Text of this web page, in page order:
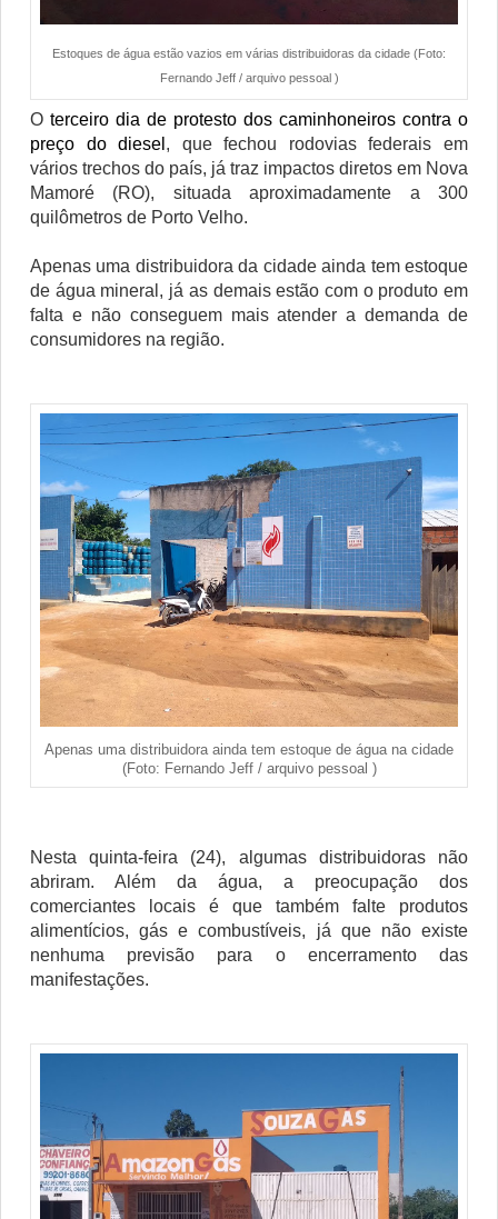
Estoques de água estão vazios em várias distribuidoras da cidade (Foto:
Fernando Jeff / arquivo pessoal )
O terceiro dia de protesto dos caminhoneiros contra o
preço do diesel , que fechou rodovias federais em
vários trechos do país, já traz impactos diretos em Nova
Mamoré (RO), situada aproximadamente a 300
quilômetros de Porto Velho.
Apenas uma distribuidora da cidade ainda tem estoque
de água mineral, já as demais estão com o produto em
falta e não conseguem mais atender a demanda de
consumidores na região.
Apenas uma distribuidora ainda tem estoque de água na cidade
(Foto: Fernando Jeff / arquivo pessoal )
Nesta quinta-feira (24), algumas distribuidoras não
abriram. Além da água, a preocupação dos
comerciantes locais é que também falte produtos
alimentícios, gás e combustíveis, já que não existe
nenhuma previsão para o encerramento das
manifestações.